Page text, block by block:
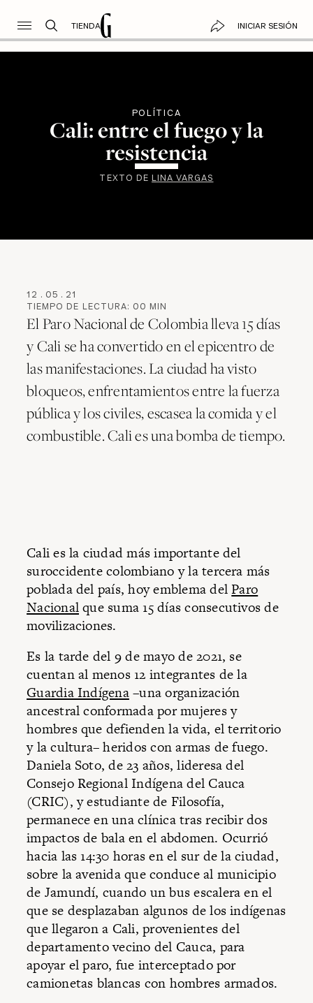
TIENDA INICIAR SESIÓN
POLÍTICA
Cali: entre el fuego y la
resistencia
TEXTO DE LINA VARGAS
12 . 05 . 21
TIEMPO DE LECTURA: 00 MIN
El Paro Nacional de Colombia lleva 15 días
y Cali se ha convertido en el epicentro de
las manifestaciones. La ciudad ha visto
bloqueos, enfrentamientos entre la fuerza
pública y los civiles, escasea la comida y el
combustible. Cali es una bomba de tiempo.
Cali es la ciudad más importante del
suroccidente colombiano y la tercera más
poblada del país, hoy emblema delParo
Nacionalque suma 15 días consecutivos de
movilizaciones.
Es la tarde del 9 de mayo de 2021, se
cuentan al menos 12 integrantes de la
Guardia Indígena–una organización
ancestral conformada por mujeres y
hombres que defienden la vida, el territorio
y la cultura– heridos con armas de fuego.
Daniela Soto, de 23 años, lideresa del
Consejo Regional Indígena del Cauca
(CRIC), y estudiante de Filosofía,
permanece en una clínica tras recibir dos
impactos de bala en el abdomen. Ocurrió
hacia las 14:30 horas en el sur de la ciudad,
sobre la avenida que conduce al municipio
de Jamundí, cuando un bus escalera en el
que se desplazaban algunos de los indígenas
que llegaron a Cali, provenientes del
departamento vecino del Cauca, para
apoyar el paro, fue interceptado por
camionetas blancas con hombres armados.